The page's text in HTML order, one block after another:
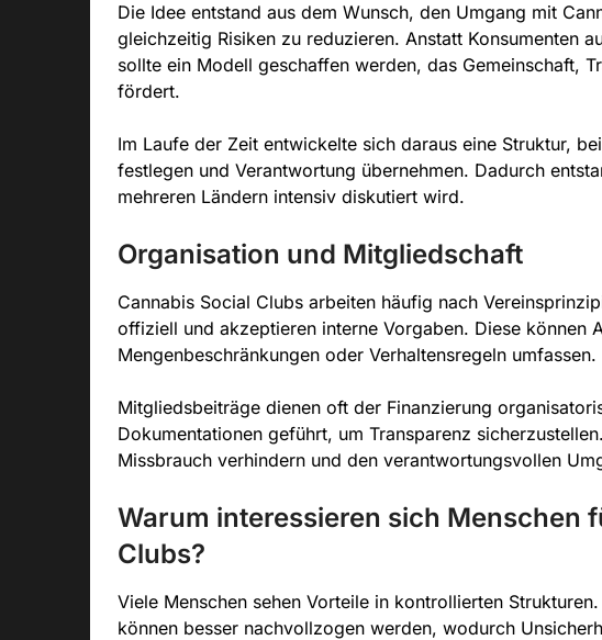
Die Idee entstand aus dem Wunsch, den Umgang mit
gleichzeitig Risiken zu reduzieren. Anstatt Konsumenten
sollte ein Modell geschaffen werden, das Gemeinschaft,
fördert.
Im Laufe der Zeit entwickelte sich daraus eine Struktur,
festlegen und Verantwortung übernehmen. Dadurch
mehreren Ländern intensiv diskutiert wird.
Organisation und Mitgliedschaft
Cannabis Social Clubs arbeiten häufig nach
offiziell und akzeptieren interne Vorgaben. Diese können
Mengenbeschränkungen oder Verhaltensregeln umfassen.
Mitgliedsbeiträge dienen oft der Finanzierung
Dokumentationen geführt, um Transparenz
Missbrauch verhindern und den verantwortungsvollen
Warum interessieren sich Menschen
Clubs?
Viele Menschen sehen Vorteile in kontrollierten
können besser nachvollzogen werden, wodurch